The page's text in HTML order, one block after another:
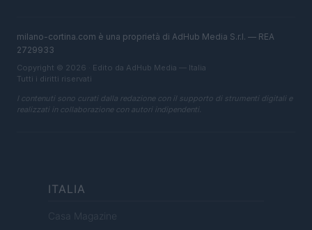
milano-cortina.com è una proprietà di AdHub Media S.r.l. — REA
2729933
Copyright © 2026 · Edito da AdHub Media — Italia
Tutti i diritti riservati
I contenuti sono curati dalla redazione con il supporto di strumenti digitali e
realizzati in collaborazione con autori indipendenti.
ITALIA
Casa Magazine